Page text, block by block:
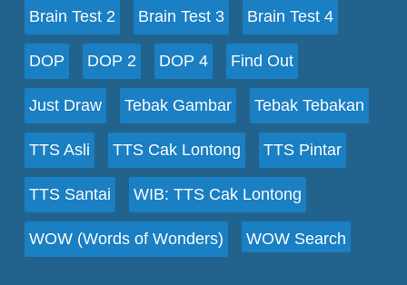
Brain Test 2 Brain Test 3 Brain Test 4
DOP DOP 2 DOP 4 Find Out
Just Draw Tebak Gambar Tebak Tebakan
TTS Asli TTS Cak Lontong TTS Pintar
TTS Santai WIB: TTS Cak Lontong
WOW (Words of Wonders) WOW Search